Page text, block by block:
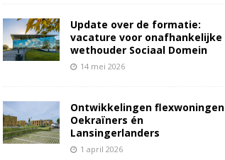
Update over de formatie:
vacature voor onafhankelijke
wethouder Sociaal Domein
14 mei 2026
Ontwikkelingen flexwoningen
Oekraïners én
Lansingerlanders
1 april 2026